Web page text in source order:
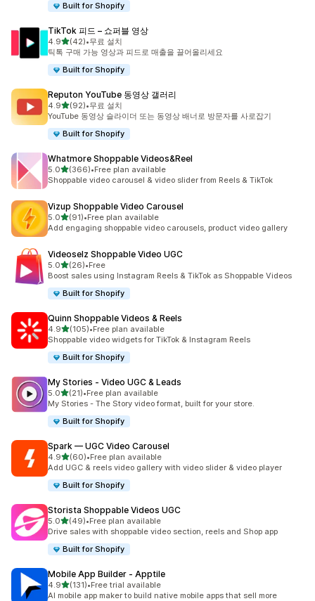
Built for Shopify
TikTok 피드 – 쇼퍼블 영상
4.9별 5개 중
(42)
총 리뷰 42개
•무료 설치
틱톡 구매 가능 영상과 피드로 매출을 끌어올리세요
Built for Shopify
Reputon YouTube 동영상 갤러리
4.9별 5개 중
(92)
총 리뷰 92개
•무료 설치
YouTube 동영상 슬라이더 또는 동영상 배너로 방문자를 사로잡기
Built for Shopify
Whatmore Shoppable Videos&Reel
5.0별 5개 중
(366)
총 리뷰 366개
•Free plan available
Shoppable video carousel & video slider from Reels & TikTok
Vizup Shoppable Video Carousel
5.0별 5개 중
(91)
총 리뷰 91개
•Free plan available
Add engaging shoppable video carousels, product video gallery
Videoselz Shoppable Video UGC
5.0별 5개 중
(26)
총 리뷰 26개
•Free
Boost sales using Instagram Reels & TikTok as Shoppable Videos
Built for Shopify
Quinn Shoppable Videos & Reels
4.9별 5개 중
(105)
총 리뷰 105개
•Free plan available
Shoppable video widgets for TikTok & Instagram Reels
Built for Shopify
My Stories ‑ Video UGC & Leads
5.0별 5개 중
(21)
총 리뷰 21개
•Free plan available
My Stories - The Story video format, built for your store.
Built for Shopify
Spark — UGC Video Carousel
4.9별 5개 중
(60)
총 리뷰 60개
•Free plan available
Add UGC & reels video gallery with video slider & video player
Built for Shopify
Storista Shoppable Videos UGC
5.0별 5개 중
(49)
총 리뷰 49개
•Free plan available
Drive sales with shoppable video section, reels and Shop app
Built for Shopify
Mobile App Builder ‑ Apptile
4.9별 5개 중
(131)
총 리뷰 131개
•Free trial available
AI mobile app maker to build native mobile apps that sell more